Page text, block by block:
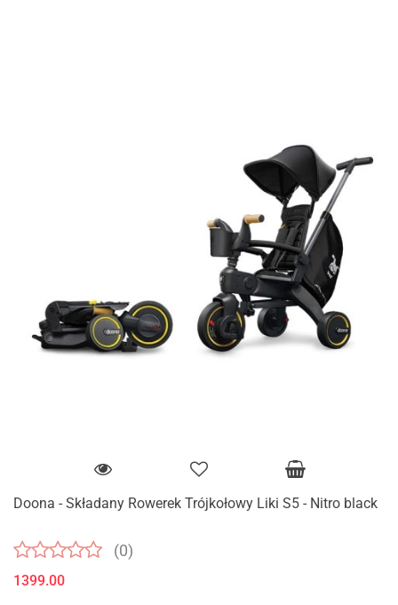
Doona - Składany Rowerek Trójkołowy Liki S5 - Nitro black
(0)
1399.00